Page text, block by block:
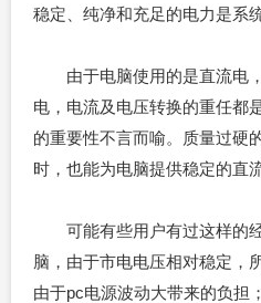
稳定、纯净和充足的电力是系
由于电脑使用的是直流电
电，电流及电压转换的重任都
的重要性不言而喻。质量过硬
时，也能为电脑提供稳定的直
可能有些用户有过这样的
脑，由于市电电压相对稳定，
由于pc电源波动大带来的负担